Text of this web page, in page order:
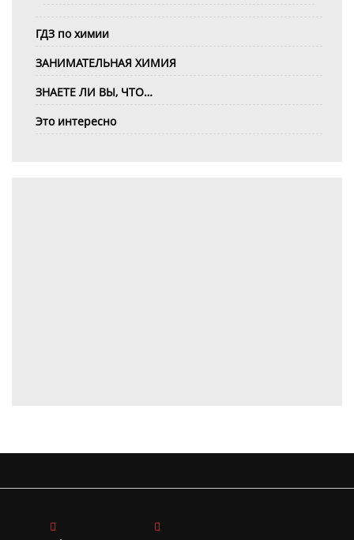
ГДЗ по химии
ЗАНИМАТЕЛЬНАЯ ХИМИЯ
ЗНАЕТЕ ЛИ ВЫ, ЧТО…
Это интересно